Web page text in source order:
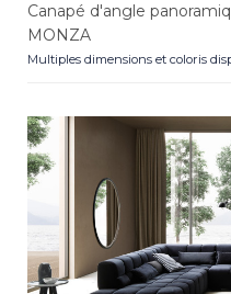
Canapé d'angle
MONZA
Multiples dimensions et coloris